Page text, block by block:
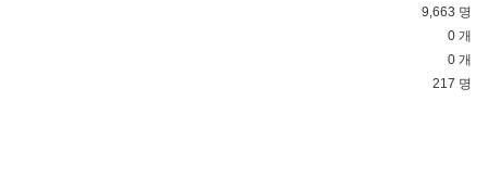
9,663 명
0 개
0 개
217 명